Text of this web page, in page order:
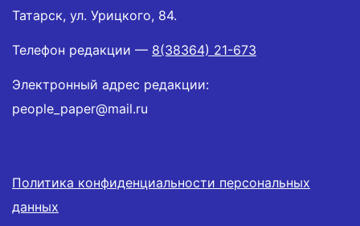
Татарск, ул. Урицкого, 84.
Телефон редакции — 8(38364) 21-673
Электронный адрес редакции:
people_paper@mail.ru
Политика конфиденциальности персональных
данных